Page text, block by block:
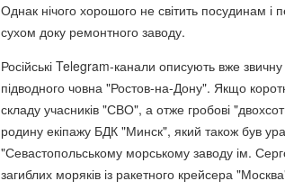
Однак нічого хорошого не світить посудинам і
сухом доку ремонтного заводу.
Російські Telegram-канали описують вже
підводного човна "Ростов-на-Дону". Якщо
складу учасників "СВО", а отже гробові
родину екіпажу БДК "Минск", який також був
"Севастопольському морському заводу ім.
загиблих моряків із ракетного крейсера